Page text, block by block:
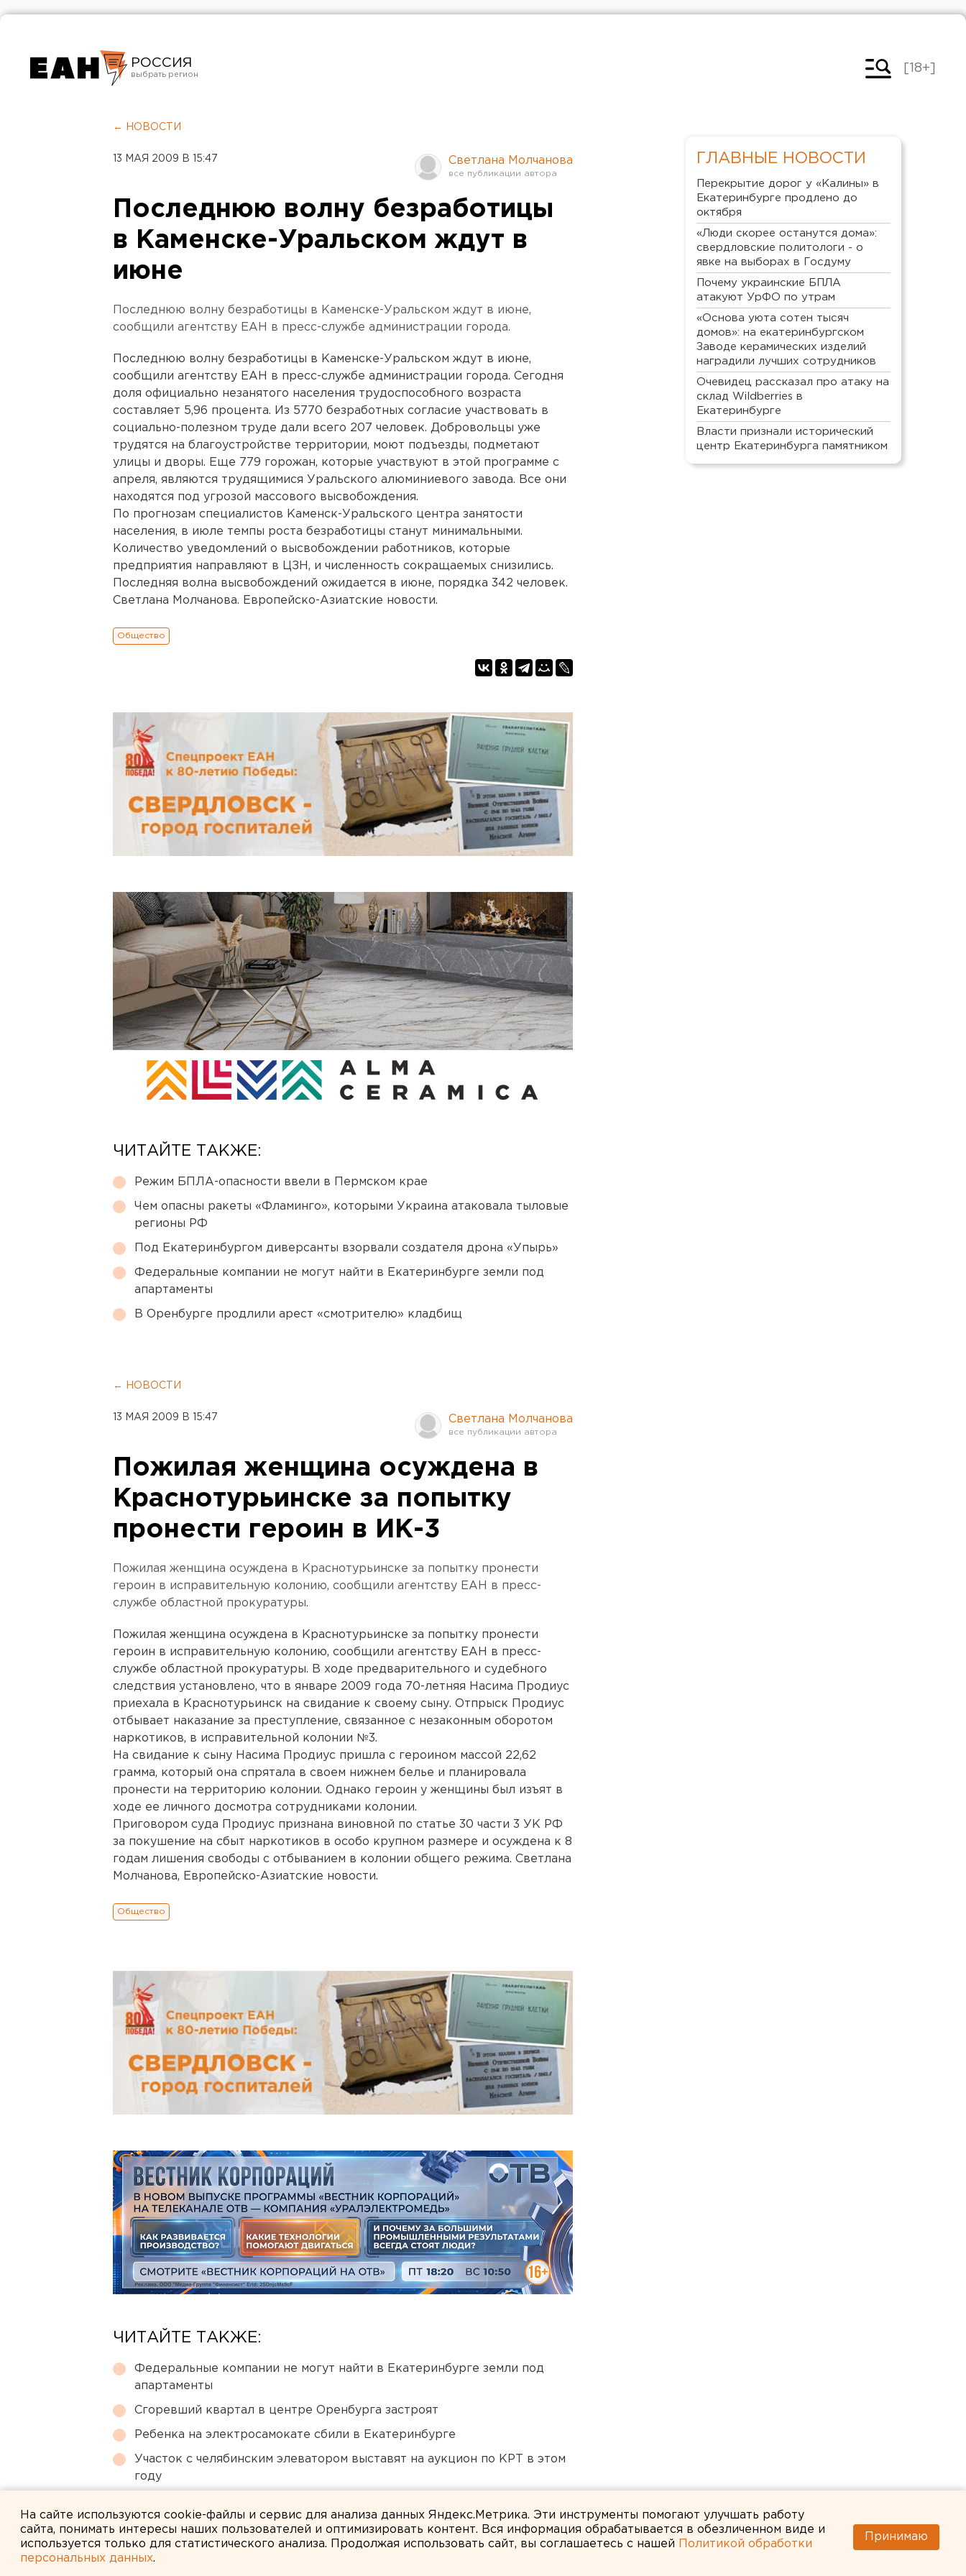
РОССИЯ
Челябинск
[18+]
← НОВОСТИ
13 МАЯ 2009 В 15:47 Светлана Молчанова
Последнюю волну безработицы
в Каменске-Уральском ждут в
июне
Последнюю волну безработицы в Каменске-Уральском ждут в июне,
сообщили агентству ЕАН в пресс-службе администрации города.
Последнюю волну безработицы в Каменске-Уральском ждут в июне,
сообщили агентству ЕАН в пресс-службе администрации города. Сегодня
доля официально незанятого населения трудоспособного возраста
составляет 5,96 процента. Из 5770 безработных согласие участвовать в
социально-полезном труде дали всего 207 человек. Добровольцы уже
трудятся на благоустройстве территории, моют подъезды, подметают
улицы и дворы. Еще 779 горожан, которые участвуют в этой программе с
апреля, являются трудящимися Уральского алюминиевого завода. Все они
находятся под угрозой массового высвобождения.
По прогнозам специалистов Каменск-Уральского центра занятости
населения, в июле темпы роста безработицы станут минимальными.
Количество уведомлений о высвобождении работников, которые
предприятия направляют в ЦЗН, и численность сокращаемых снизились.
Последняя волна высвобождений ожидается в июне, порядка 342 человек.
Светлана Молчанова. Европейско-Азиатские новости.
Общество
ЧИТАЙТЕ ТАКЖЕ:
Режим БПЛА-опасности ввели в Пермском крае
Чем опасны ракеты «Фламинго», которыми Украина атаковала тыловые
регионы РФ
Под Екатеринбургом диверсанты взорвали создателя дрона «Упырь»
Федеральные компании не могут найти в Екатеринбурге земли под
апартаменты
В Оренбурге продлили арест «смотрителю» кладбищ
← НОВОСТИ
13 МАЯ 2009 В 15:47 Светлана Молчанова
Пожилая женщина осуждена в
Краснотурьинске за попытку
пронести героин в ИК-3
Пожилая женщина осуждена в Краснотурьинске за попытку пронести
героин в исправительную колонию, сообщили агентству ЕАН в пресс-
службе областной прокуратуры.
Пожилая женщина осуждена в Краснотурьинске за попытку пронести
героин в исправительную колонию, сообщили агентству ЕАН в пресс-
службе областной прокуратуры. В ходе предварительного и судебного
следствия установлено, что в январе 2009 года 70-летняя Насима Продиус
приехала в Краснотурьинск на свидание к своему сыну. Отпрыск Продиус
отбывает наказание за преступление, связанное с незаконным оборотом
наркотиков, в исправительной колонии №3.
На свидание к сыну Насима Продиус пришла с героином массой 22,62
грамма, который она спрятала в своем нижнем белье и планировала
пронести на территорию колонии. Однако героин у женщины был изъят в
ходе ее личного досмотра сотрудниками колонии.
Приговором суда Продиус признана виновной по статье 30 части 3 УК РФ
за покушение на сбыт наркотиков в особо крупном размере и осуждена к 8
годам лишения свободы с отбыванием в колонии общего режима. Светлана
Молчанова, Европейско-Азиатские новости.
Общество
ЧИТАЙТЕ ТАКЖЕ:
Федеральные компании не могут найти в Екатеринбурге земли под
апартаменты
Сгоревший квартал в центре Оренбурга застроят
Ребенка на электросамокате сбили в Екатеринбурге
Участок с челябинским элеватором выставят на аукцион по КРТ в этом
году
ГЛАВНЫЕ НОВОСТИ
Перекрытие дорог у «Калины» в
Екатеринбурге продлено до
октября
«Люди скорее останутся дома»:
свердловские политологи - о
явке на выборах в Госдуму
Почему украинские БПЛА
атакуют УрФО по утрам
«Основа уюта сотен тысяч
домов»: на екатеринбургском
Заводе керамических изделий
наградили лучших сотрудников
Очевидец рассказал про атаку на
склад Wildberries в
Екатеринбурге
Власти признали исторический
центр Екатеринбурга памятником
На сайте используются cookie-файлы и сервис для анализа данных Яндекс.Метрика. Эти инструменты помогают улучшать работу
сайта, понимать интересы наших пользователей и оптимизировать контент. Вся информация обрабатывается в обезличенном виде и
используется только для статистического анализа. Продолжая использовать сайт, вы соглашаетесь с нашей
Политикой обработки
персональных данных.
Принимаю